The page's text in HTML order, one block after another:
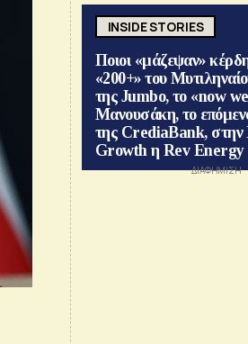
INSIDE STORIES
Ποιοι «μάζεψαν»
«200+» του
της Jumbo, το «now
Μανουσάκη, το
της CrediaBank,
Growth η Rev Energy